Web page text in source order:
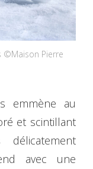
©Maison Pierre
emmène au
et scintillant
avec une